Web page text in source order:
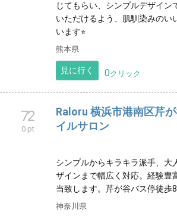
じてもらい、シンプルデザイン
いただけるよう、肌馴染みのい
います⭐︎
熊本県
見に行く 0クリック
72
0 pt
Raloru 横浜市港南区芹
イルサロン
シンプルからキラキラ派手、大
ザインまで幅広く対応。経験豊
当致します。芹が谷バス停徒歩
神奈川県